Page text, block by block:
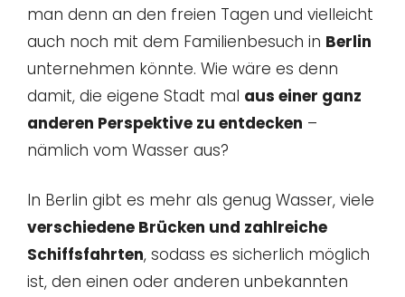
man denn an den freien Tagen und vielleicht
auch noch mit dem Familienbesuch in Berlin
unternehmen könnte. Wie wäre es denn
damit, die eigene Stadt mal aus einer ganz
anderen Perspektive zu entdecken –
nämlich vom Wasser aus?
In Berlin gibt es mehr als genug Wasser, viele
verschiedene Brücken und zahlreiche
Schiffsfahrten, sodass es sicherlich möglich
ist, den einen oder anderen unbekannten